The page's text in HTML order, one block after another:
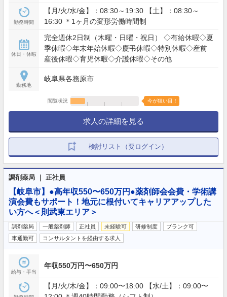
勤務時間
【月/火/水/金】：08:30～19:30 【土】：08:30～
16:30 ＊1ヶ月の変形労働時間制
休日・休暇
完全週休2日制（木曜・日曜・祝日） ◇有給休暇◇夏
季休暇◇年末年始休暇◇慶弔休暇◇特別休暇◇産前
産後休暇◇育児休暇◇介護休暇◇その他
勤務地
岐阜県各務原市
閲覧状況 今が狙い目！
求人の詳細を見る
検討リスト（要ログイン）
調剤薬局 ｜ 正社員
【岐阜市】●高年収550〜650万円●薬剤師会会費・学術講
演会費もサポート！地元に根付いてキャリアアップした
い方へ＜則武東エリア＞
調剤薬局 一般薬剤師 正社員 未経験可 研修制度
ブランク可
車通勤可
コンサルタントを経由する求人
給与・手当
年収550万円〜650万円
【月/火/木/金】：09:00〜18:00 【水/土】：09:00〜